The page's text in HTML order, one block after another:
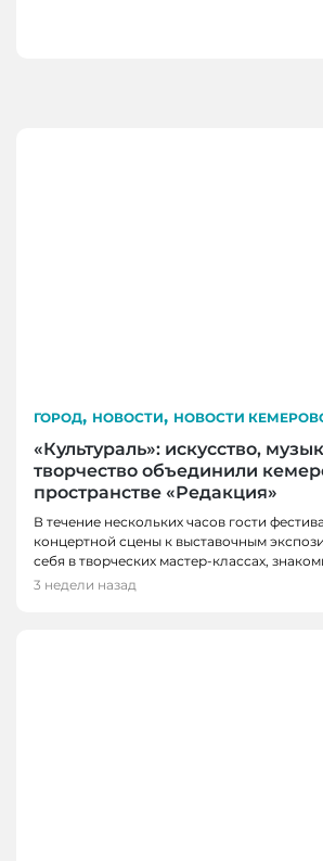
ГОРОД, НОВОСТИ, НОВОСТИ
«Культураль»: искусство,
творчество объединили
пространстве «Редакция»
В течение нескольких часов гости
концертной сцены к выставочным
себя в творческих мастер-классах,
3 недели назад